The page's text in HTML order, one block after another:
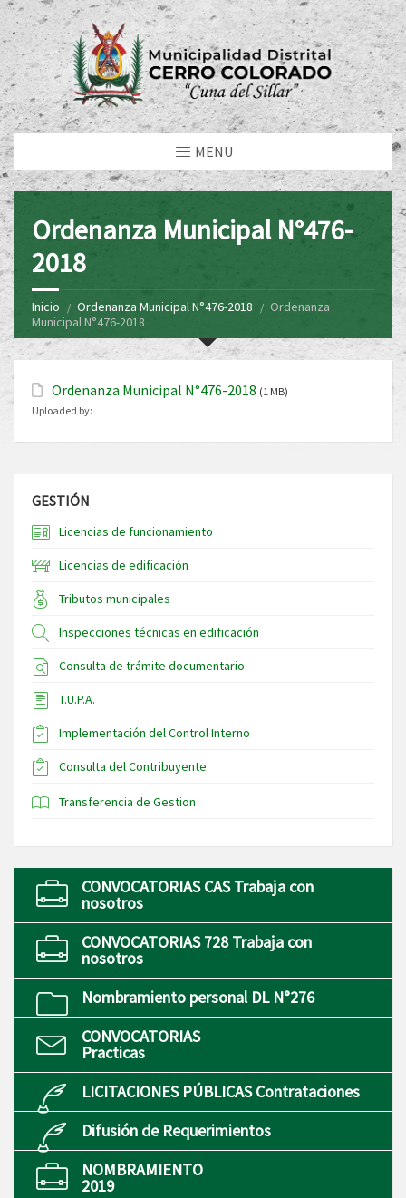
MENU
Ordenanza Municipal N°476-
2018
Inicio Ordenanza Municipal N°476-2018
Ordenanza
Municipal N°476-2018
Ordenanza Municipal N°476-2018 (1 MB)
Uploaded by:
GESTIÓN
Licencias de funcionamiento
Licencias de edificación
Tributos municipales
Inspecciones técnicas en edificación
Consulta de trámite documentario
T.U.P.A.
Implementación del Control Interno
Consulta del Contribuyente
Transferencia de Gestion
CONVOCATORIAS CAS Trabaja con
nosotros
CONVOCATORIAS 728 Trabaja con
nosotros
Nombramiento personal DL N°276
CONVOCATORIAS
Practicas
LICITACIONES PÚBLICAS Contrataciones
Difusión de Requerimientos
NOMBRAMIENTO
2019